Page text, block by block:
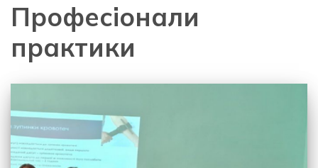
Професіонали
практики